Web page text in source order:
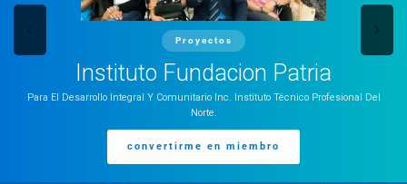
Proyectos
Instituto Fundacion Patria
Para El Desarrollo Integral Y Comunitario Inc. Instituto Técnico Profesional Del
Norte.
convertirme en miembro